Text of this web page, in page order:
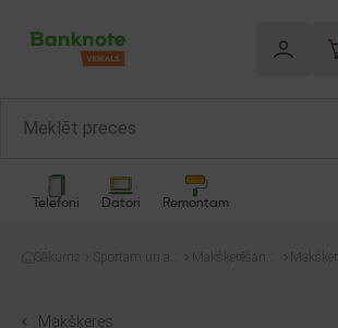
Telefoni Datori Remontam
Sākums
Sportam un at
Makšķerēšana
Makšķeres